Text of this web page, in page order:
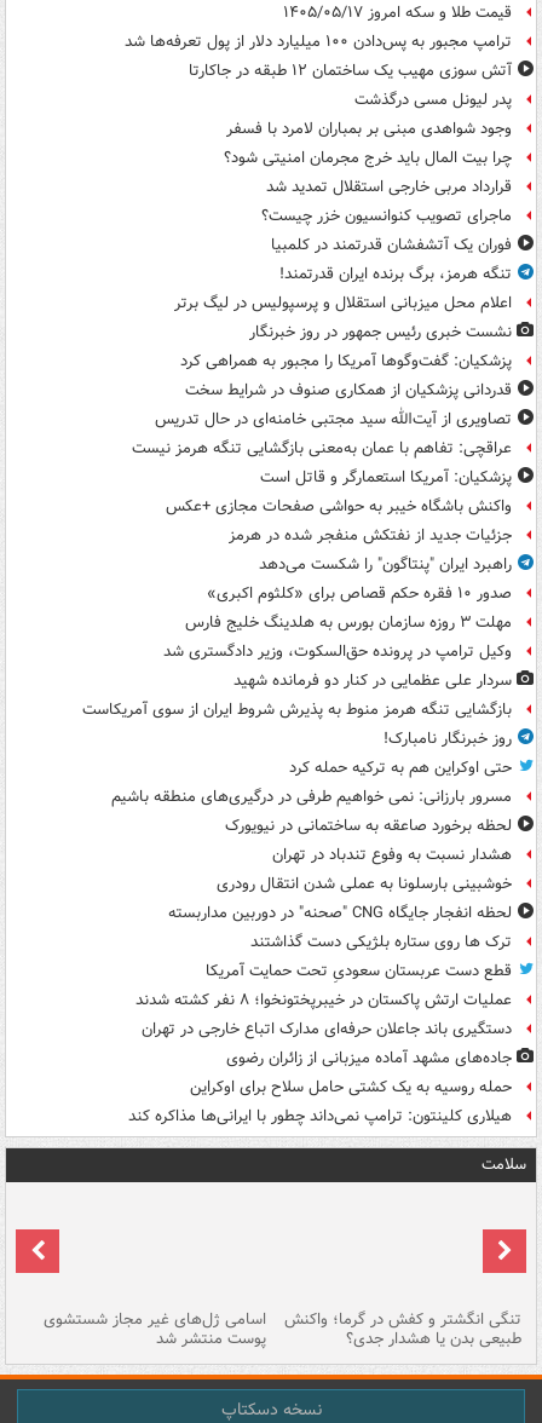
قیمت طلا و سکه امروز ۱۴۰۵/۰۵/۱۷
ترامپ مجبور به پس‌دادن ۱۰۰ میلیارد دلار از پول تعرفه‌ها شد
آتش سوزی مهیب یک ساختمان ۱۲ طبقه در جاکارتا
پدر لیونل مسی درگذشت
وجود شواهدی مبنی بر بمباران لامرد با فسفر
چرا بیت المال باید خرج مجرمان امنیتی شود؟
قرارداد مربی خارجی استقلال تمدید شد
ماجرای تصویب کنوانسیون خزر چیست؟
فوران یک آتشفشان قدرتمند در کلمبیا
تنگه هرمز، برگ برنده ایران قدرتمند!
اعلام محل میزبانی استقلال و پرسپولیس در لیگ برتر
نشست خبری رئیس جمهور در روز خبرنگار
پزشکیان: گفت‌وگوها آمریکا را مجبور به همراهی کرد
قدردانی پزشکیان از همکاری صنوف در شرایط سخت
تصاویری از آیت‌الله سید مجتبی خامنه‌ای در حال تدریس
عراقچی: تفاهم با عمان به‌معنی بازگشایی تنگه هرمز نیست
پزشکیان: آمریکا استعمارگر و قاتل است
واکنش باشگاه خیبر به حواشی صفحات مجازی +عکس
جزئیات جدید از نفتکش منفجر شده در هرمز
راهبرد ایران "پنتاگون" را شکست می‌دهد
صدور ۱۰ فقره حکم قصاص برای «کلثوم اکبری»
مهلت ۳ روزه سازمان بورس به هلدینگ خلیج فارس
وکیل ترامپ در پرونده حق‌السکوت، وزیر دادگستری شد
سردار علی عظمایی در کنار دو فرمانده شهید
بازگشایی تنگه هرمز منوط به پذیرش شروط ایران از سوی آمریکاست
روز خبرنگار نامبارک!
حتی اوکراین هم به ترکیه حمله کرد
مسرور بارزانی: نمی خواهیم طرفی در درگیری‌های منطقه باشیم
لحظه برخورد صاعقه به ساختمانی در نیویورک
هشدار نسبت به وفوع تندباد در تهران
خوشبینی بارسلونا به عملی شدن انتقال رودری
لحظه انفجار جایگاه CNG "صحنه" در دوربین مداربسته
ترک ها روی ستاره بلژیکی دست گذاشتند
قطع دست عربستان سعودیِ تحت حمایت آمریکا
عملیات ارتش پاکستان در خیبرپختونخوا؛ ۸ نفر کشته شدند
دستگیری باند جاعلان حرفه‌ای مدارک اتباع خارجی در تهران
جاده‌های مشهد آماده میزبانی از زائران رضوی
حمله روسیه به یک کشتی حامل سلاح برای اوکراین
هیلاری کلینتون: ترامپ نمی‌داند چطور با ایرانی‌ها مذاکره کند
سلامت
تنگی انگشتر و کفش در گرما؛ واکنش
طبیعی بدن یا هشدار جدی؟
اسامی ژل‌های غیر مجاز شستشوی
پوست منتشر شد
نسخه دسکتاپ